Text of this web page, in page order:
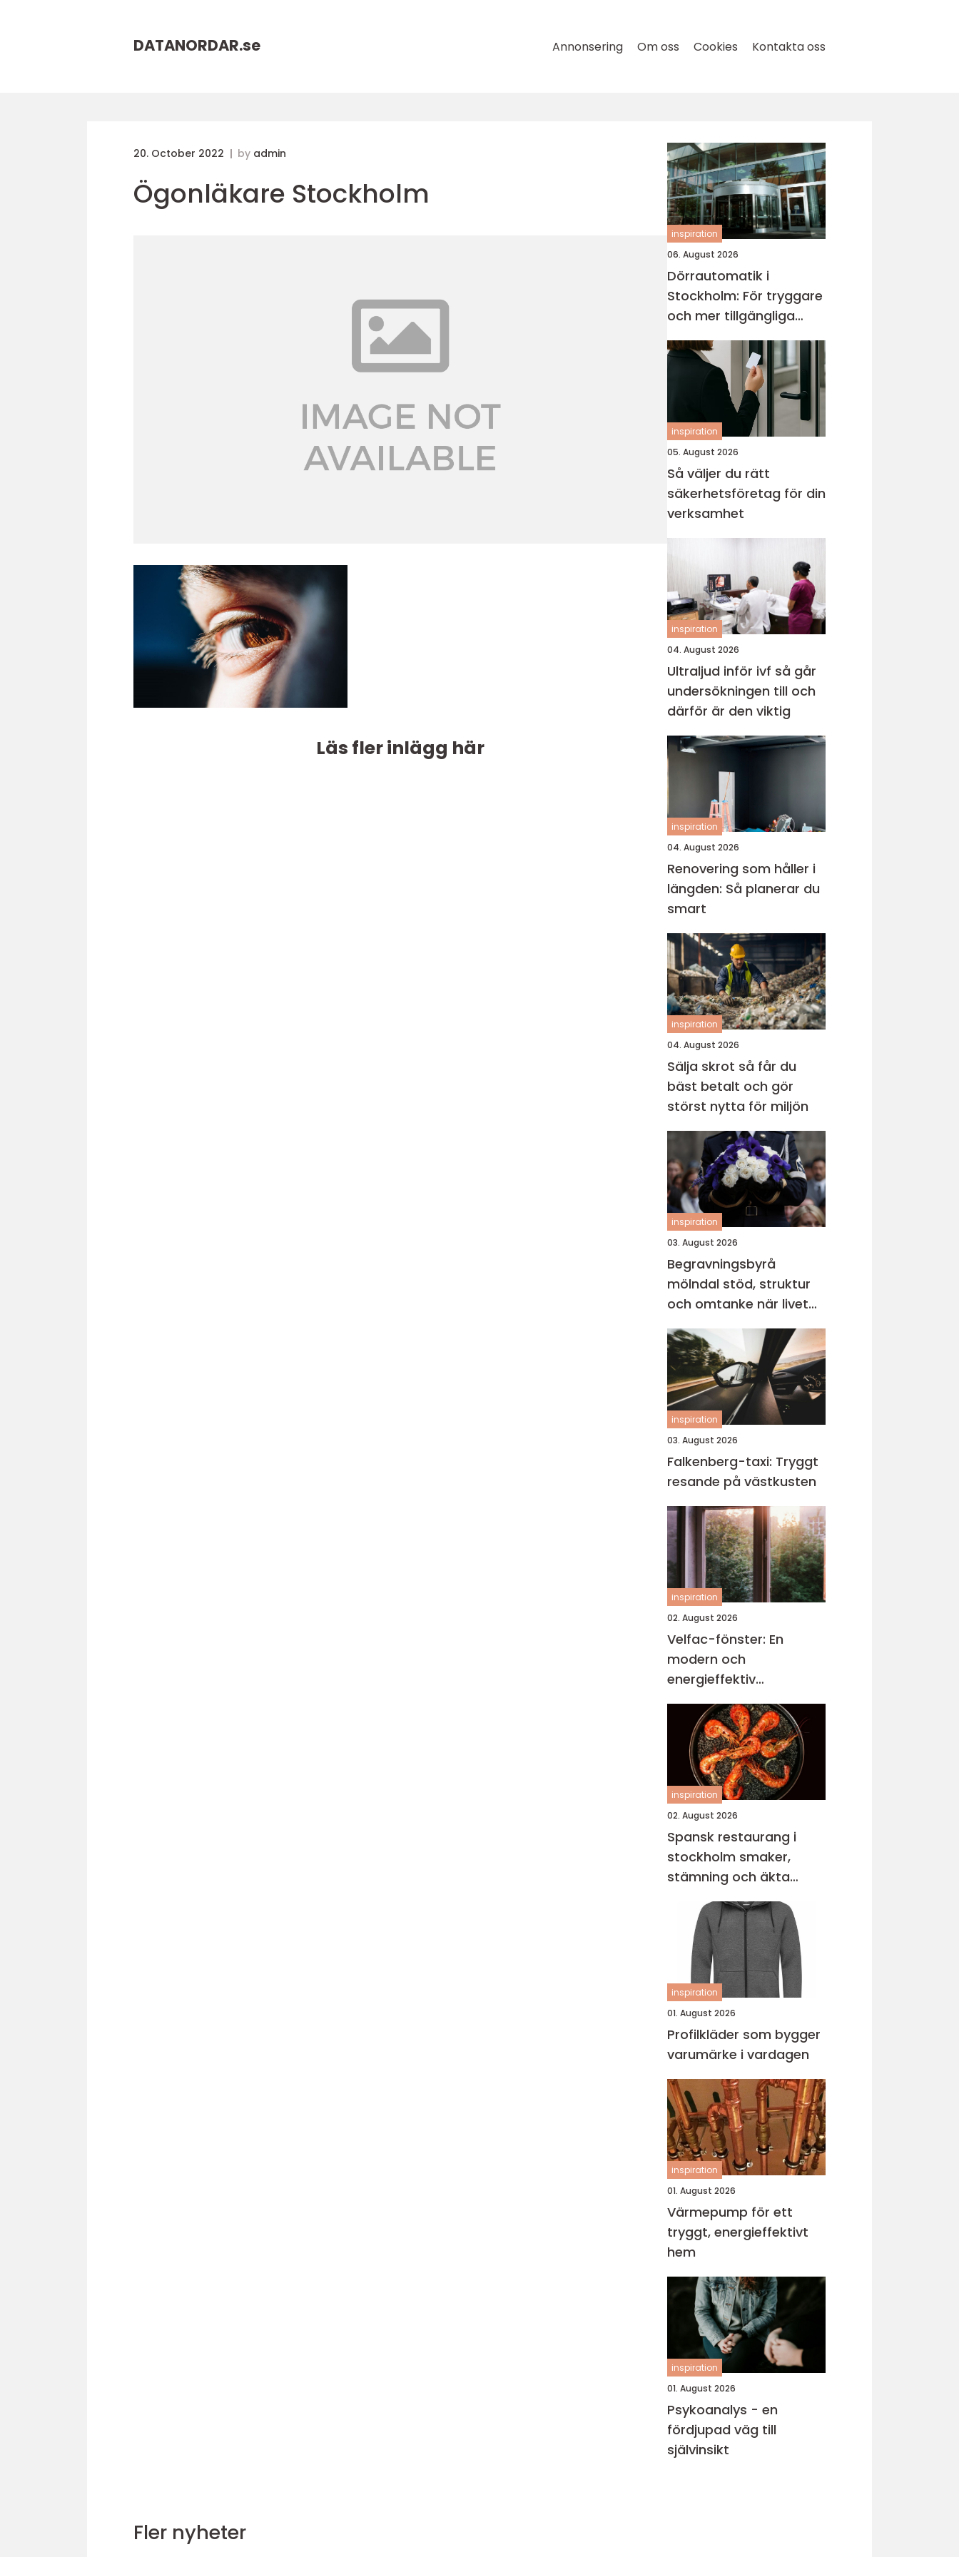
DATANORDAR.se Annonsering Om oss Cookies Kontakta oss
20. October 2022 by admin
Ögonläkare Stockholm
Läs fler inlägg här
inspiration
06. August 2026
Dörrautomatik i
Stockholm: För tryggare
och mer tillgängliga
entréer
inspiration
05. August 2026
Så väljer du rätt
säkerhetsföretag för din
verksamhet
inspiration
04. August 2026
Ultraljud inför ivf så går
undersökningen till och
därför är den viktig
inspiration
04. August 2026
Renovering som håller i
längden: Så planerar du
smart
inspiration
04. August 2026
Sälja skrot så får du
bäst betalt och gör
störst nytta för miljön
inspiration
03. August 2026
Begravningsbyrå
mölndal stöd, struktur
och omtanke när livet
vänder
inspiration
03. August 2026
Falkenberg-taxi: Tryggt
resande på västkusten
inspiration
02. August 2026
Velfac-fönster: En
modern och
energieffektiv
fönsterlösning
inspiration
02. August 2026
Spansk restaurang i
stockholm smaker,
stämning och äkta
gemenskap
inspiration
01. August 2026
Profilkläder som bygger
varumärke i vardagen
inspiration
01. August 2026
Värmepump för ett
tryggt, energieffektivt
hem
inspiration
01. August 2026
Psykoanalys - en
fördjupad väg till
självinsikt
Fler nyheter